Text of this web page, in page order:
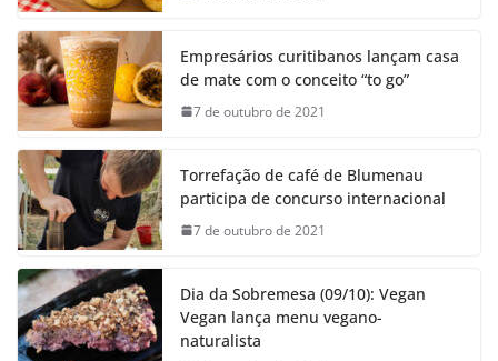
Empresários curitibanos lançam casa
de mate com o conceito “to go”
7 de outubro de 2021
Torrefação de café de Blumenau
participa de concurso internacional
7 de outubro de 2021
Dia da Sobremesa (09/10): Vegan
Vegan lança menu vegano-
naturalista